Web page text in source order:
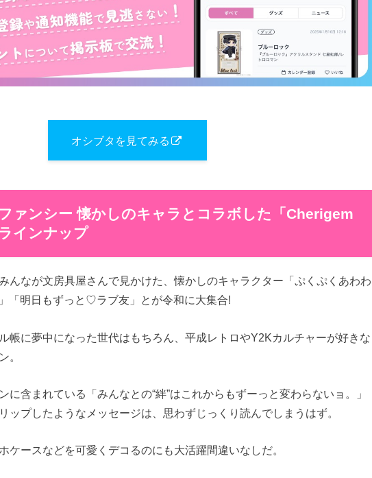
オシブタを見てみる
ァンシー 懐かしのキャラとコラボした「Cherigem
インナップ
んなが文房具屋さんで見かけた、懐かしのキャラクター「ぷくぷくあわわ
「明日もずっと♡ラブ友」とが令和に大集合!
帳に夢中になった世代はもちろん、平成レトロやY2Kカルチャーが好きな
。
に含まれている「みんなとの“絆”はこれからもずーっと変わらないョ。」
ップしたようなメッセージは、思わずじっくり読んでしまうはず。
ケースなどを可愛くデコるのにも大活躍間違いなしだ。